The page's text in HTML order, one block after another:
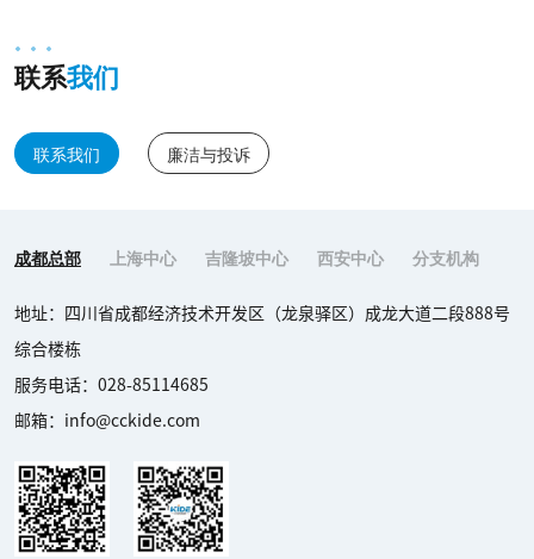
联系我们
联系我们 廉洁与投诉
成都总部 上海中心 吉隆坡中心 西安中心 分支机构
地址：四川省成都经济技术开发区（龙泉驿区）成龙大道二段888号
综合楼栋
服务电话：028-85114685
邮箱：info@cckide.com